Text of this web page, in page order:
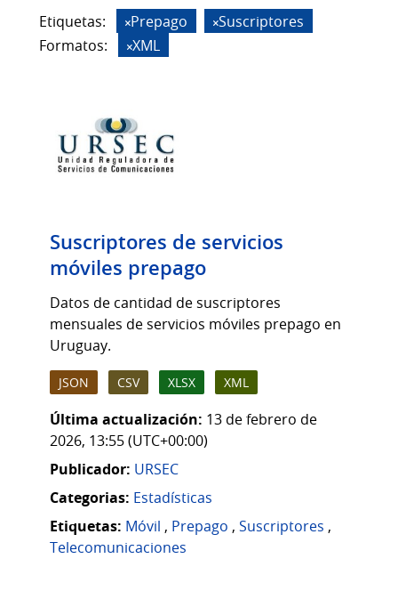
Etiquetas: Prepago
Suscriptores
Formatos:
XML
Suscriptores de servicios
móviles prepago
Datos de cantidad de suscriptores
mensuales de servicios móviles prepago en
Uruguay.
JSON CSV XLSX XML
Última actualización: 13 de febrero de
2026, 13:55 (UTC+00:00)
Publicador: URSEC
Categorias: Estadísticas
Etiquetas: Móvil , Prepago , Suscriptores ,
Telecomunicaciones